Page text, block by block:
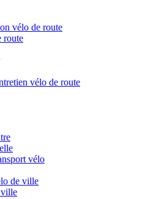
vélo de route
route
vélo de route
vélo
de ville
ville